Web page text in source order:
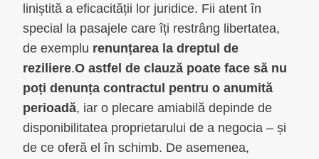
liniștită a eficacității lor juridice. Fii atent în
special la pasajele care îți restrâng libertatea,
de exemplu renunțarea la dreptul de
reziliere.O astfel de clauză poate face să nu
poți denunța contractul pentru o anumită
perioadă, iar o plecare amiabilă depinde de
disponibilitatea proprietarului de a negocia – și
de ce oferă el în schimb. De asemenea,